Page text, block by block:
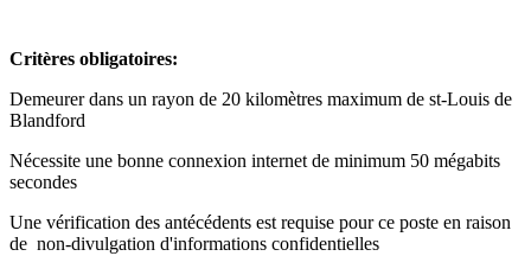
Critères obligatoires:
Demeurer dans un rayon de 20 kilomètres maximum de st-Louis de
Blandford
Nécessite une bonne connexion internet de minimum 50 mégabits
secondes
Une vérification des antécédents est requise pour ce poste en raison
de non-divulgation d'informations confidentielles